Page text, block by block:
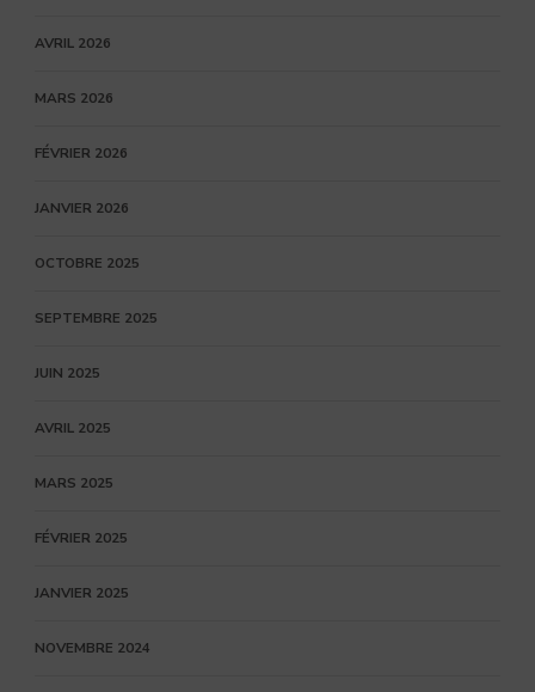
AVRIL 2026
MARS 2026
FÉVRIER 2026
JANVIER 2026
OCTOBRE 2025
SEPTEMBRE 2025
JUIN 2025
AVRIL 2025
MARS 2025
FÉVRIER 2025
JANVIER 2025
NOVEMBRE 2024